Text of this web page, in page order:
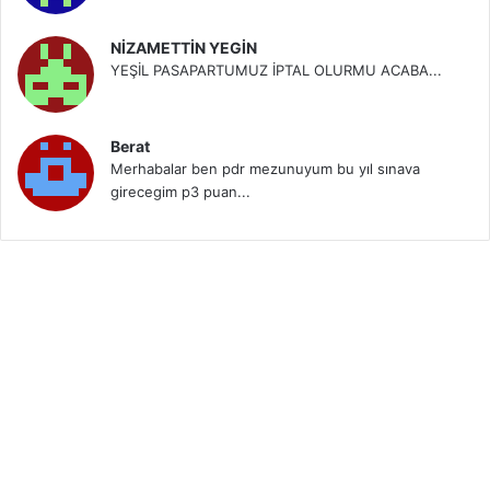
NİZAMETTİN YEGİN
YEŞİL PASAPARTUMUZ İPTAL OLURMU ACABA...
Berat
Merhabalar ben pdr mezunuyum bu yıl sınava
girecegim p3 puan...